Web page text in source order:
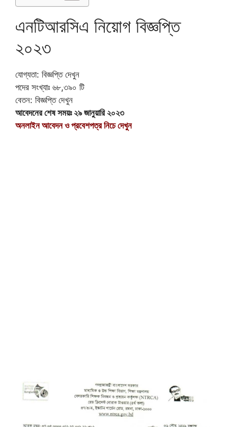
এনটিআরসিএ নিয়োগ বিজ্ঞপ্তি
২০২৩
যোগ্যতা: বিজ্ঞপ্তি দেখুন
পদের সংখ্যাঃ ৬৮,৩৯০ টি
বেতন: বিজ্ঞপ্তি দেখুন
আবেদনের শেষ সময়ঃ ২৯ জানুয়ারি ২০২৩
অনলাইন আবেদন ও প্রবেশপত্র নিচে দেখুন